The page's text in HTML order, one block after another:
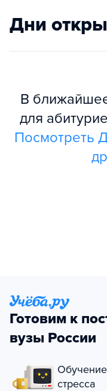
Дни
В
для
Посмотреть
Готовим к
вузы России
стресса